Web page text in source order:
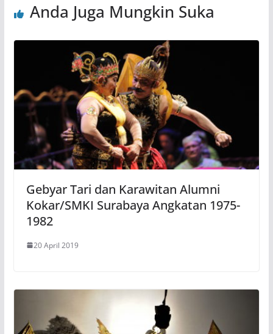
Anda Juga Mungkin Suka
Gebyar Tari dan Karawitan Alumni
Kokar/SMKI Surabaya Angkatan 1975-
1982
20 April 2019